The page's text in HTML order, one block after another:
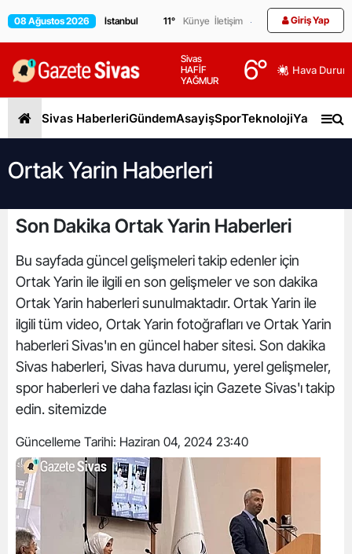
08 Ağustos 2026 11° Künye İletişim Giriş Yap
Sivas
HAFİF
YAĞMUR
6° Hava
Sivas HaberleriGündemAsayişSporTeknolojiYaşam
Ortak Yarin Haberleri
Son Dakika Ortak Yarin Haberleri
Bu sayfada güncel gelişmeleri takip edenler için
Ortak Yarin ile ilgili en son gelişmeler ve son dakika
Ortak Yarin haberleri sunulmaktadır. Ortak Yarin ile
ilgili tüm video, Ortak Yarin fotoğrafları ve Ortak Yarin
haberleri Sivas'ın en güncel haber sitesi. Son dakika
Sivas haberleri, Sivas hava durumu, yerel gelişmeler,
spor haberleri ve daha fazlası için Gazete Sivas'ı takip
edin. sitemizde
Güncelleme Tarihi: Haziran 04, 2024 23:40